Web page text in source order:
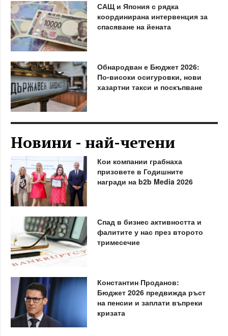
САЩ и Япония с рядка
координирана интервенция за
спасяване на йената
Обнародван е Бюджет 2026:
По-високи осигуровки, нови
хазартни такси и поскъпване
Новини - най-четени
Кои компании грабнаха
призовете в Годишните
награди на b2b Media 2026
Спад в бизнес активността и
фалитите у нас през второто
тримесечие
Константин Проданов:
Бюджет 2026 предвижда ръст
на пенсии и заплати въпреки
кризата